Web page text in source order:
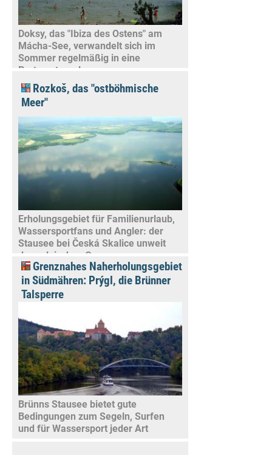
Doksy, das "Ibiza des Ostens" am
Mácha-See, verwandelt sich im
Sommer regelmäßig in eine
Partymetropole
Rozkoš, das "ostböhmische
Meer"
Erholungsgebiet für Familienurlaub,
Wassersportfans und Angler: der
Stausee bei Česká Skalice unweit
der polnischen Grenze
Grenznahes Naherholungsgebiet
in Südmähren: Prýgl, die Brünner
Talsperre
Brünns Stausee bietet gute
Bedingungen zum Segeln, Surfen
und für Wassersport jeder Art